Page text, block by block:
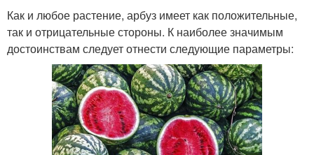
Как и любое растение, арбуз имеет как положительные,
так и отрицательные стороны. К наиболее значимым
достоинствам следует отнести следующие параметры: